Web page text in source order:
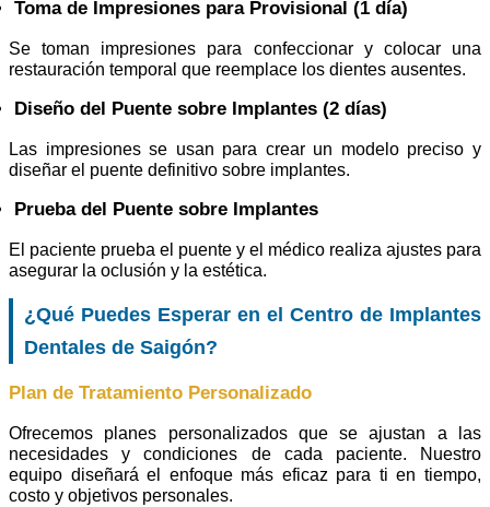
Toma de Impresiones para Provisional (1 día)
Se toman impresiones para confeccionar y colocar una
restauración temporal que reemplace los dientes ausentes.
Diseño del Puente sobre Implantes (2 días)
Las impresiones se usan para crear un modelo preciso y
diseñar el puente definitivo sobre implantes.
Prueba del Puente sobre Implantes
El paciente prueba el puente y el médico realiza ajustes para
asegurar la oclusión y la estética.
¿Qué Puedes Esperar en el Centro de Implantes
Dentales de Saigón?
Plan de Tratamiento Personalizado
Ofrecemos planes personalizados que se ajustan a las
necesidades y condiciones de cada paciente. Nuestro
equipo diseñará el enfoque más eficaz para ti en tiempo,
costo y objetivos personales.